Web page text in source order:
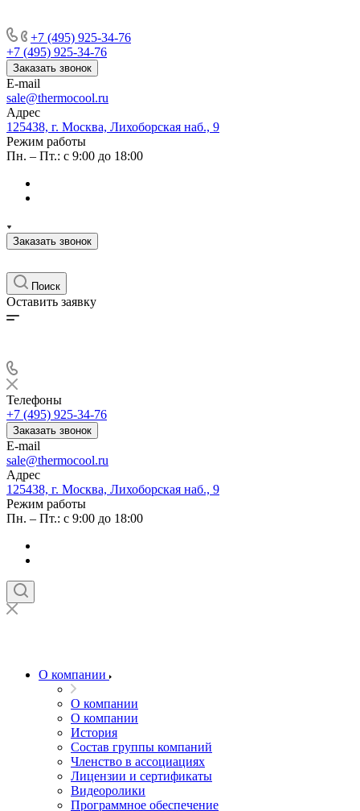
+7 (495) 925-34-76
+7 (495) 925-34-76
Заказать звонок
E-mail
sale@thermocool.ru
Адрес
125438, г. Москва, Лихоборская наб., 9
Режим работы
Пн. – Пт.: с 9:00 до 18:00
Заказать звонок
Поиск
Оставить заявку
Телефоны
+7 (495) 925-34-76
Заказать звонок
E-mail
sale@thermocool.ru
Адрес
125438, г. Москва, Лихоборская наб., 9
Режим работы
Пн. – Пт.: с 9:00 до 18:00
О компании
О компании
О компании
История
Состав группы компаний
Членство в ассоциациях
Лицензии и сертификаты
Видеоролики
Программное обеспечение